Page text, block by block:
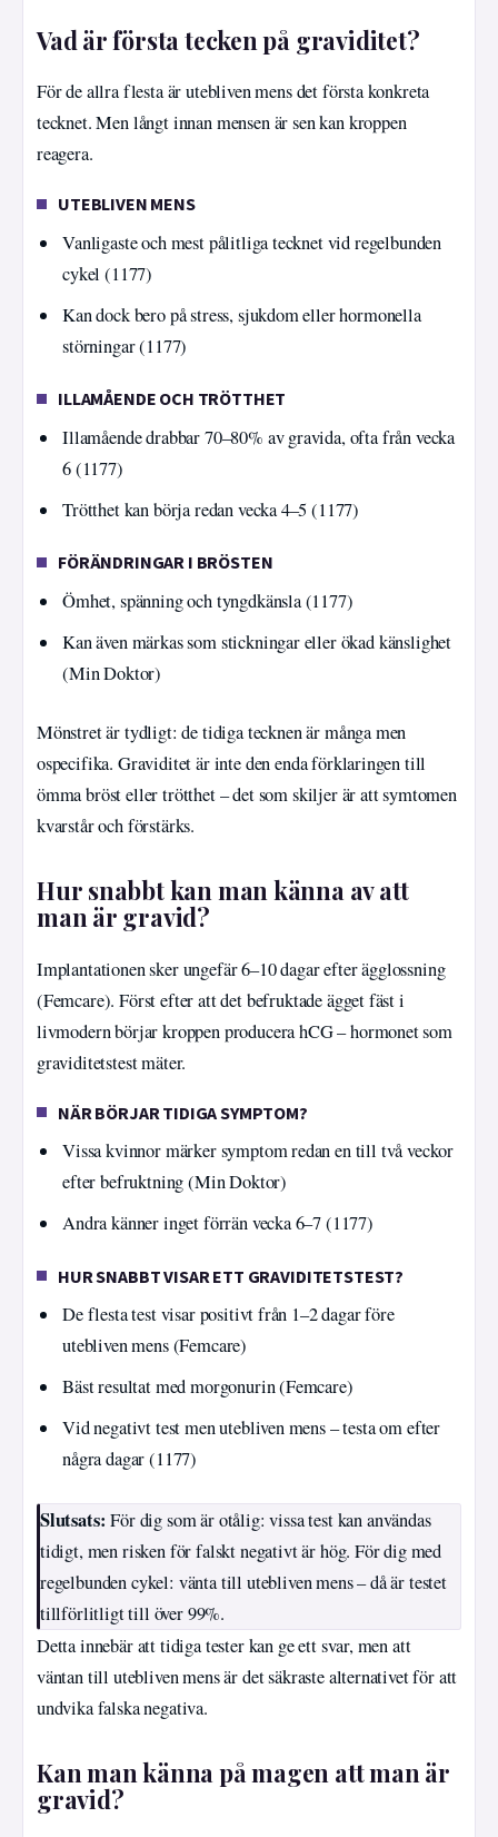
Vad är första tecken på graviditet?
För de allra flesta är utebliven mens det första konkreta
tecknet. Men långt innan mensen är sen kan kroppen
reagera.
UTEBLIVEN MENS
Vanligaste och mest pålitliga tecknet vid regelbunden
cykel (1177)
Kan dock bero på stress, sjukdom eller hormonella
störningar (1177)
ILLAMÅENDE OCH TRÖTTHET
Illamående drabbar 70–80% av gravida, ofta från vecka
6 (1177)
Trötthet kan börja redan vecka 4–5 (1177)
FÖRÄNDRINGAR I BRÖSTEN
Ömhet, spänning och tyngdkänsla (1177)
Kan även märkas som stickningar eller ökad känslighet
(Min Doktor)
Mönstret är tydligt: de tidiga tecknen är många men
ospecifika. Graviditet är inte den enda förklaringen till
ömma bröst eller trötthet – det som skiljer är att symtomen
kvarstår och förstärks.
Hur snabbt kan man känna av att
man är gravid?
Implantationen sker ungefär 6–10 dagar efter ägglossning
(Femcare). Först efter att det befruktade ägget fäst i
livmodern börjar kroppen producera hCG – hormonet som
graviditetstest mäter.
NÄR BÖRJAR TIDIGA SYMPTOM?
Vissa kvinnor märker symptom redan en till två veckor
efter befruktning (Min Doktor)
Andra känner inget förrän vecka 6–7 (1177)
HUR SNABBT VISAR ETT GRAVIDITETSTEST?
De flesta test visar positivt från 1–2 dagar före
utebliven mens (Femcare)
Bäst resultat med morgonurin (Femcare)
Vid negativt test men utebliven mens – testa om efter
några dagar (1177)
Slutsats: För dig som är otålig: vissa test kan användas
tidigt, men risken för falskt negativt är hög. För dig med
regelbunden cykel: vänta till utebliven mens – då är testet
tillförlitligt till över 99%.
Detta innebär att tidiga tester kan ge ett svar, men att
väntan till utebliven mens är det säkraste alternativet för att
undvika falska negativa.
Kan man känna på magen att man är
gravid?